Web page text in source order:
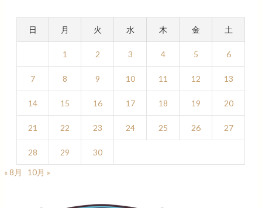
日 月 火 水 木 金 土
1 2 3 4 5 6
7 8 9 10 11 12 13
14 15 16 17 18 19 20
21 22 23 24 25 26 27
28 29
30
« 8月
10月 »